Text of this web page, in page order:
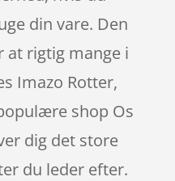
din vare. Den
at rigtig mange i
Imazo Rotter,
shop Os
dig det store
du leder efter.